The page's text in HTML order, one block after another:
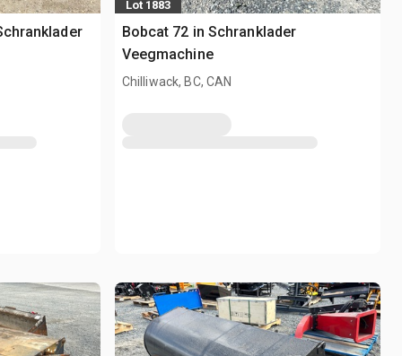
Lot 1883
Bobcat 72 in Schranklader
Veegmachine
Chilliwack, BC, CAN